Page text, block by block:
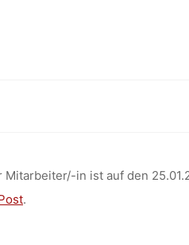
IN
“Wissensgesellschaft und
in ist auf den
.